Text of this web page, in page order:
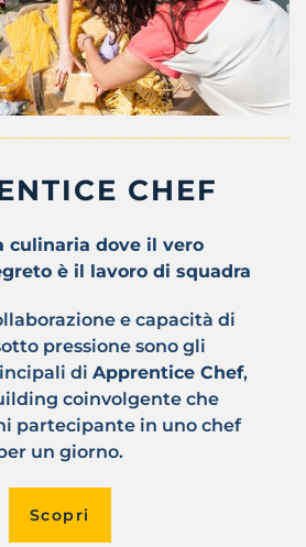
CHEF
culinaria dove il vero
è il lavoro di squadra
e capacità di
pressione sono gli
di Apprentice Chef,
coinvolgente che
partecipante in uno chef
un giorno.
Scopri